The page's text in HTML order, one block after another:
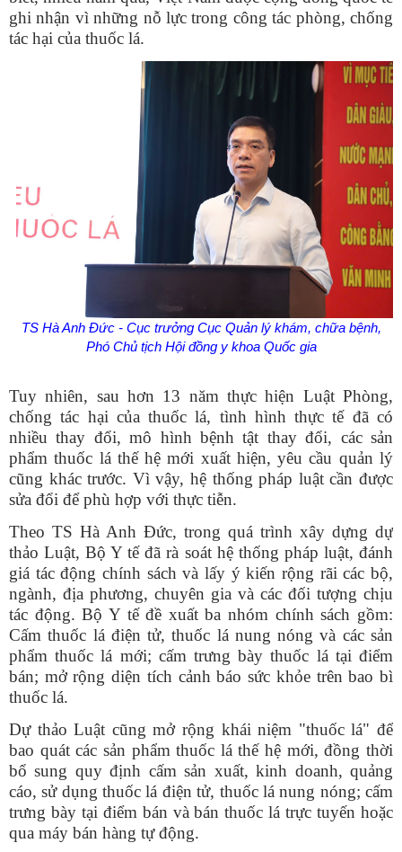
ghi nhận vì những nỗ lực trong công tác phòng, chống
tác hại của thuốc lá.
TS Hà Anh Đức - Cục trưởng Cục Quản lý khám, chữa bệnh,
Phó Chủ tịch Hội đồng y khoa Quốc gia
Tuy nhiên, sau hơn 13 năm thực hiện Luật Phòng,
chống tác hại của thuốc lá, tình hình thực tế đã có
nhiều thay đổi, mô hình bệnh tật thay đổi, các sản
phẩm thuốc lá thế hệ mới xuất hiện, yêu cầu quản lý
cũng khác trước. Vì vậy, hệ thống pháp luật cần được
sửa đổi để phù hợp với thực tiễn.
Theo TS Hà Anh Đức, trong quá trình xây dựng dự
thảo Luật, Bộ Y tế đã rà soát hệ thống pháp luật, đánh
giá tác động chính sách và lấy ý kiến rộng rãi các bộ,
ngành, địa phương, chuyên gia và các đối tượng chịu
tác động. Bộ Y tế đề xuất ba nhóm chính sách gồm:
Cấm thuốc lá điện tử, thuốc lá nung nóng và các sản
phẩm thuốc lá mới; cấm trưng bày thuốc lá tại điểm
bán; mở rộng diện tích cảnh báo sức khỏe trên bao bì
thuốc lá.
Dự thảo Luật cũng mở rộng khái niệm "thuốc lá" để
bao quát các sản phẩm thuốc lá thế hệ mới, đồng thời
bổ sung quy định cấm sản xuất, kinh doanh, quảng
cáo, sử dụng thuốc lá điện tử, thuốc lá nung nóng; cấm
trưng bày tại điểm bán và bán thuốc lá trực tuyến hoặc
qua máy bán hàng tự động.